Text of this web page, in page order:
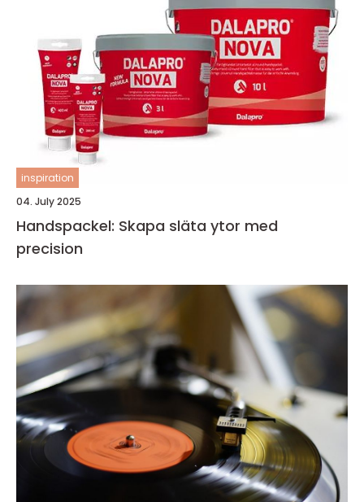
inspiration
04. July 2025
Handspackel: Skapa släta ytor med
precision